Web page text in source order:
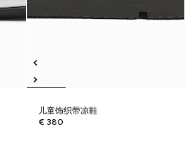
儿童饰织带凉鞋
€ 380